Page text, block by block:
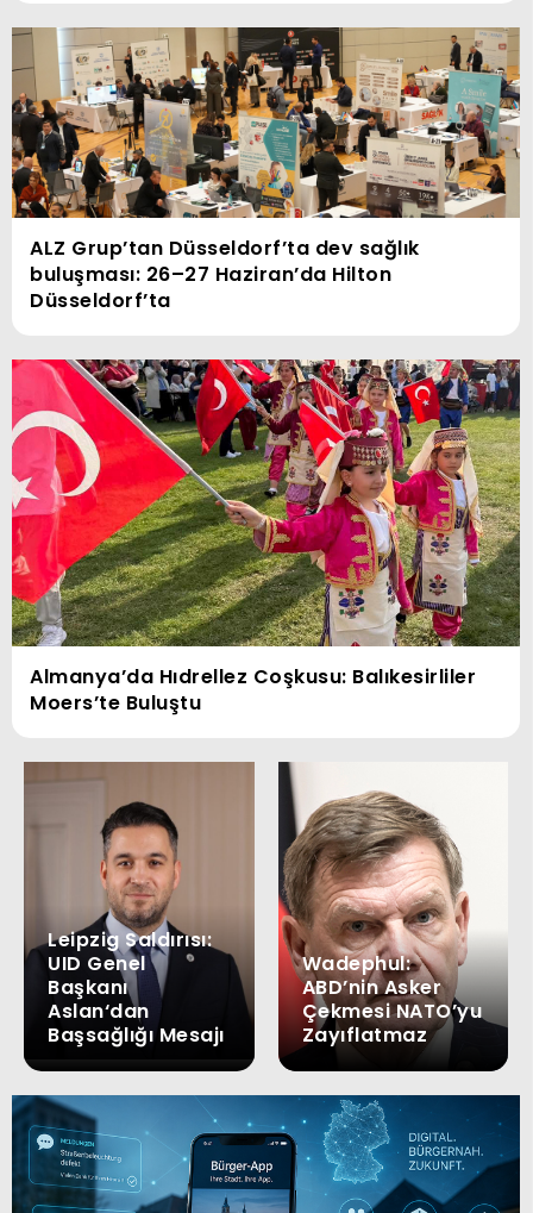
ALZ Grup’tan Düsseldorf’ta dev sağlık
buluşması: 26–27 Haziran’da Hilton
Düsseldorf’ta
Almanya’da Hıdrellez Coşkusu: Balıkesirliler
Moers’te Buluştu
Leipzig Saldırısı:
UID Genel
Başkanı
Aslan‘dan
Başsağlığı Mesajı
Wadephul:
ABD’nin Asker
Çekmesi NATO’yu
Zayıflatmaz